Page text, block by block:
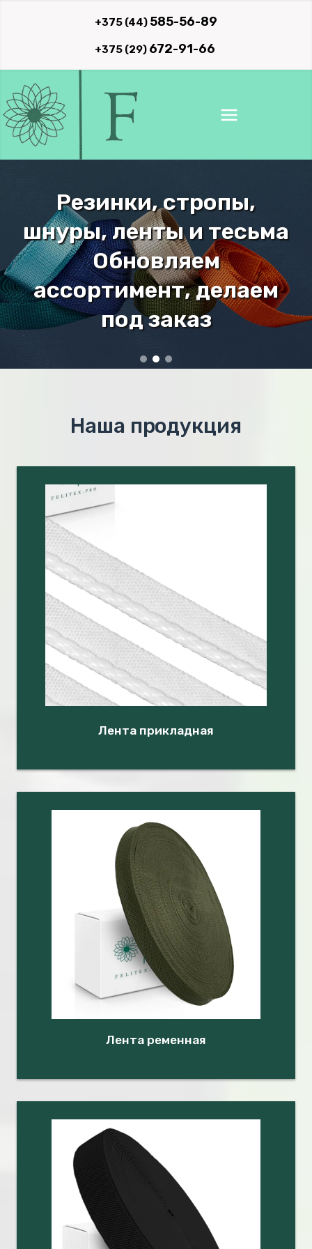
+375 (44) 585-56-89
+375 (29) 672-91-66
Стабильное качество
на модернизированном
оборудовании
Наша продукция
Лента прикладная
Лента ременная